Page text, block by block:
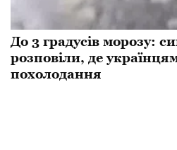
До 3 градусів морозу:
розповіли, де
похолодання